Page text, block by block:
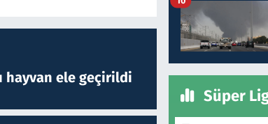
hayvan ele geçirildi
Süper